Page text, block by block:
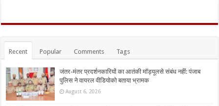
Recent Popular Comments Tags
जंतर-मंतर प्रदर्शनकारियों का आतंकी मॉड्यूलसे संबंध नहीं: पंजाब
पुलिस ने वायरल वीडियोको बताया भ्रामक
August 6, 2026